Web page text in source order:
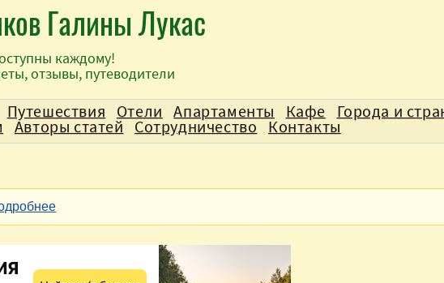
Галины Лукас
каждому!
отзывы, путеводители
Путешествия Отели Апартаменты Кафе Города и
Авторы статей Сотрудничество Контакты